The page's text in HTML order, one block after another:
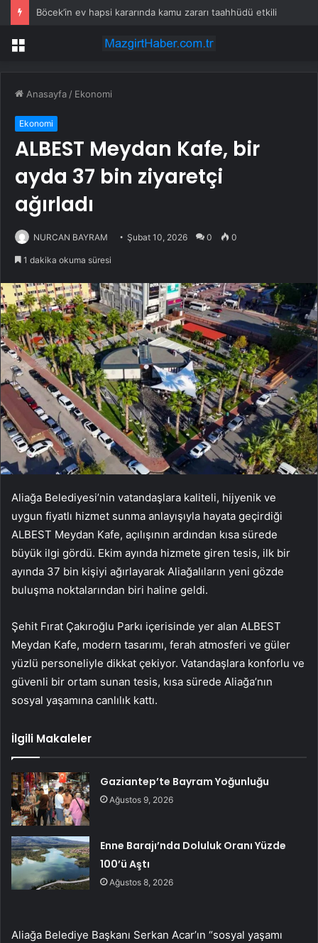
Böcek’in ev hapsi kararında kamu zararı taahhüdü etkili
Menü
Anasayfa / Ekonomi
Ekonomi
ALBEST Meydan Kafe, bir
ayda 37 bin ziyaretçi
ağırladı
NURCAN BAYRAM Şubat 10, 2026 0 0
1 dakika okuma süresi
Aliağa Belediyesi’nin vatandaşlara kaliteli, hijyenik ve
uygun fiyatlı hizmet sunma anlayışıyla hayata geçirdiği
ALBEST Meydan Kafe, açılışının ardından kısa sürede
büyük ilgi gördü. Ekim ayında hizmete giren tesis, ilk bir
ayında 37 bin kişiyi ağırlayarak Aliağalıların yeni gözde
buluşma noktalarından biri haline geldi.
Şehit Fırat Çakıroğlu Parkı içerisinde yer alan ALBEST
Meydan Kafe, modern tasarımı, ferah atmosferi ve güler
yüzlü personeliyle dikkat çekiyor. Vatandaşlara konforlu ve
güvenli bir ortam sunan tesis, kısa sürede Aliağa’nın
sosyal yaşamına canlılık kattı.
İlgili Makaleler
Gaziantep’te Bayram Yoğunluğu
Ağustos 9, 2026
Enne Barajı’nda Doluluk Oranı Yüzde
100’ü Aştı
Ağustos 8, 2026
Aliağa Belediye Başkanı Serkan Acar’ın “sosyal yaşamı